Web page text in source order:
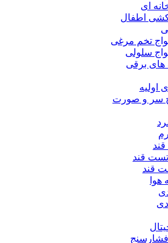
ای
اطفال
تخم مرغی
سلولی
برقی
اولیه
سر و صورت
قند
قند
هوا
فشارسنج